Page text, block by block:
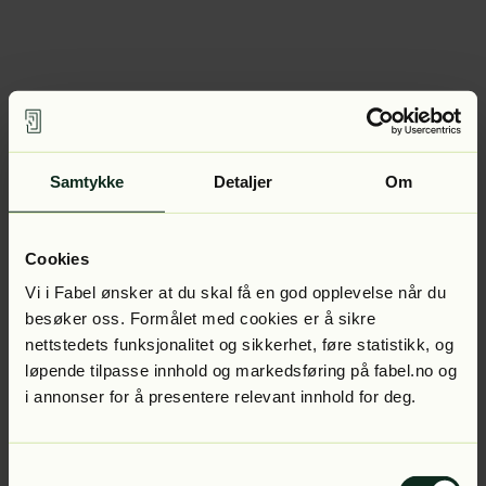
Samtykke Detaljer Om
Cookies
Vi i Fabel ønsker at du skal få en god opplevelse når du
besøker oss. Formålet med cookies er å sikre
nettstedets funksjonalitet og sikkerhet, føre statistikk, og
løpende tilpasse innhold og markedsføring på fabel.no og
i annonser for å presentere relevant innhold for deg.